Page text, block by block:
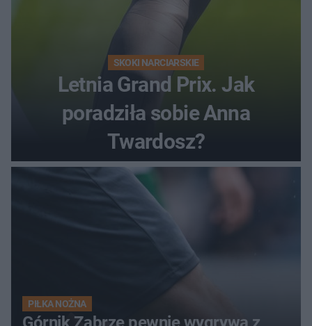
SKOKI NARCIARSKIE
Letnia Grand Prix. Jak
poradziła sobie Anna
Twardosz?
PIŁKA NOŻNA